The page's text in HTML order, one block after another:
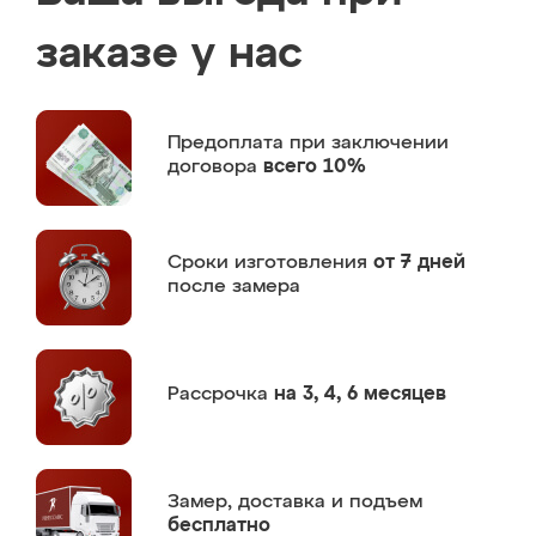
заказе у нас
Предоплата при заключении
договора всего 10%
Сроки изготовления от 7 дней
после замера
Рассрочка на 3, 4, 6 месяцев
Замер, доставка и подъем
бесплатно